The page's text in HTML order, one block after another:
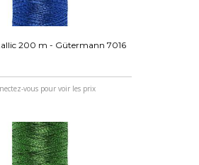
200 m - Gütermann 7016
vous pour voir les prix